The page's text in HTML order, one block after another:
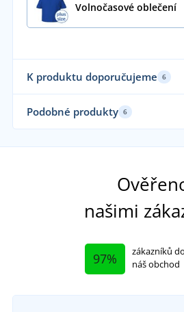
Volnočasové oblečení
K produktu doporučujeme 6
Podobné produkty 6
našimi
97%
zákazníků
náš obchod